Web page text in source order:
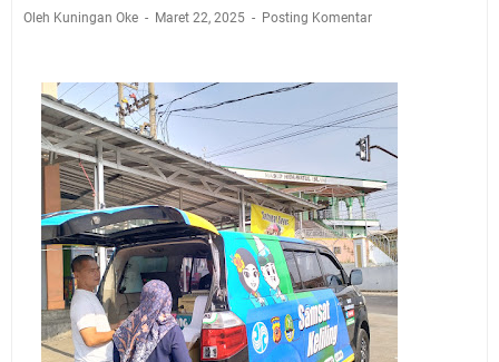
Salat Lima Waktu itu Bukan Cuma Kewajiban, Tapi
Nobar Final Piala Presiden 2026 Bersama Kebo Bule
Sangat Seru
Warga Mulai Kesulitan Air Bersih Akibat Kekeringan,
Polres Kuningan dan PAM Tirta Kamuning Salurakan
12 Ribu Liter
Uniku Jadi Tuan Rumah Pendampingan Penyusunan
Dokumen SPMI
Sudahkah Kita Merdeka Dari Hawa Nafsu?
Info Sembako di Pasar Kepuh Kuningan Kamis 6
Agustus 2026, Daging Naik, Telur Turun
Oleh Kuningan Oke Maret 22, 2025 Posting Komentar